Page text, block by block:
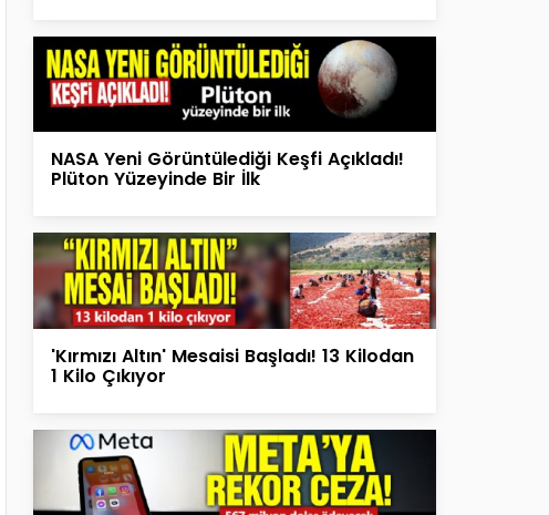
NASA Yeni Görüntülediği Keşfi Açıkladı!
Plüton Yüzeyinde Bir İlk
'Kırmızı Altın' Mesaisi Başladı! 13 Kilodan
1 Kilo Çıkıyor